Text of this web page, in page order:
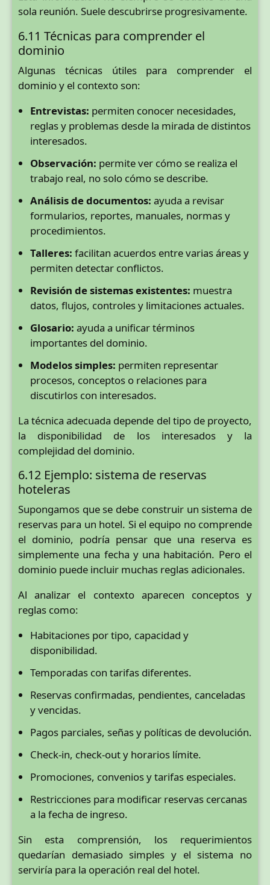
sola reunión. Suele descubrirse progresivamente.
6.11 Técnicas para comprender el
dominio
Algunas técnicas útiles para comprender el
dominio y el contexto son:
Entrevistas: permiten conocer necesidades,
reglas y problemas desde la mirada de distintos
interesados.
Observación: permite ver cómo se realiza el
trabajo real, no solo cómo se describe.
Análisis de documentos: ayuda a revisar
formularios, reportes, manuales, normas y
procedimientos.
Talleres: facilitan acuerdos entre varias áreas y
permiten detectar conflictos.
Revisión de sistemas existentes: muestra
datos, flujos, controles y limitaciones actuales.
Glosario: ayuda a unificar términos
importantes del dominio.
Modelos simples: permiten representar
procesos, conceptos o relaciones para
discutirlos con interesados.
La técnica adecuada depende del tipo de proyecto,
la disponibilidad de los interesados y la
complejidad del dominio.
6.12 Ejemplo: sistema de reservas
hoteleras
Supongamos que se debe construir un sistema de
reservas para un hotel. Si el equipo no comprende
el dominio, podría pensar que una reserva es
simplemente una fecha y una habitación. Pero el
dominio puede incluir muchas reglas adicionales.
Al analizar el contexto aparecen conceptos y
reglas como:
Habitaciones por tipo, capacidad y
disponibilidad.
Temporadas con tarifas diferentes.
Reservas confirmadas, pendientes, canceladas
y vencidas.
Pagos parciales, señas y políticas de devolución.
Check-in, check-out y horarios límite.
Promociones, convenios y tarifas especiales.
Restricciones para modificar reservas cercanas
a la fecha de ingreso.
Sin esta comprensión, los requerimientos
quedarían demasiado simples y el sistema no
serviría para la operación real del hotel.